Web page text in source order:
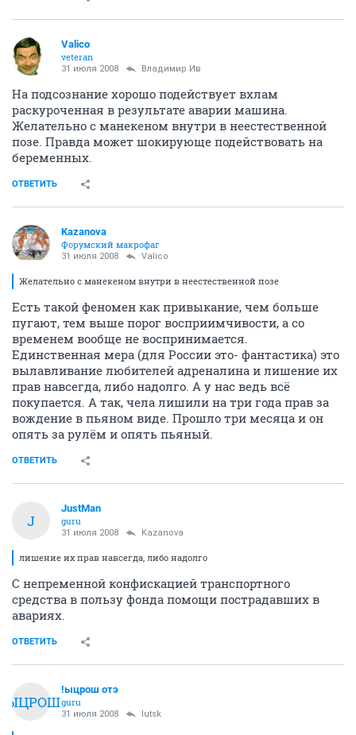
Valico
veteran
31 июля 2008 Владимир Ив
На подсознание хорошо подействует вхлам
раскуроченная в результате аварии машина.
Желательно с манекеном внутри в неестественной
позе. Правда может шокирующе подействовать на
беременных.
ОТВЕТИТЬ
Kazanova
Форумский макрофаг
31 июля 2008 Valico
Желательно с манекеном внутри в неестественной позе
Есть такой феномен как привыкание, чем больше
пугают, тем выше порог восприимчивости, а со
временем вообще не воспринимается.
Единственная мера (для России это- фантастика) это
вылавливание любителей адреналина и лишение их
прав навсегда, либо надолго. А у нас ведь всё
покупается. А так, чела лишили на три года прав за
вождение в пьяном виде. Прошло три месяца и он
опять за рулём и опять пьяный.
ОТВЕТИТЬ
J
JustMan
guru
31 июля 2008 Kazanova
лишение их прав навсегда, либо надолго
С непременной конфискацией транспортного
средства в пользу фонда помощи пострадавших в
авариях.
ОТВЕТИТЬ
!ЫЦРОШ
!ыцрош отэ
guru
31 июля 2008 lutsk